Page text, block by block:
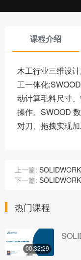
课程介绍
木工行业三维设
工一体化
动计算毛料尺寸
操作。SWOOD
对刀、拖拽实现加
上一篇:
下一篇:
热门课程
00:32:29